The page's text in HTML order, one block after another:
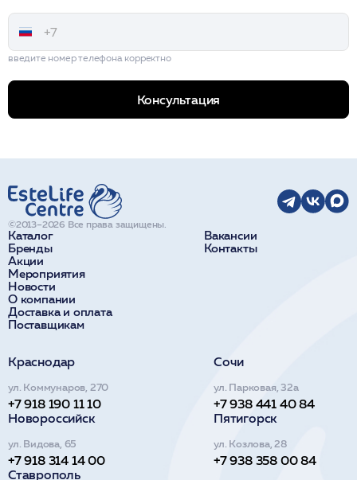
введите номер телефона корректно
Консультация
Каталог
Бренды
Акции
Мероприятия
Новости
О компании
Доставка и оплата
Поставщикам
Вакансии
Контакты
©2013–2026 Все права защищены.
Краснодар
ул. Коммунаров, 270
+7 918 190 11 10
Сочи
ул. Парковая, 32а
+7 938 441 40 84
Новороссийск
ул. Видова, 65
+7 918 314 14 00
Пятигорск
ул. Козлова, 28
+7 938 358 00 84
Ставрополь